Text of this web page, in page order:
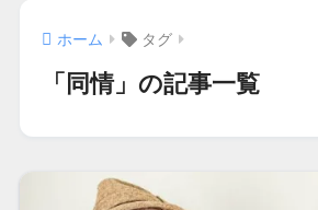
ホーム タグ
「同情」の記事一覧